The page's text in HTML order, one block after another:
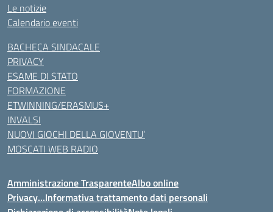
Le notizie
Calendario eventi
BACHECA SINDACALE
PRIVACY
ESAME DI STATO
FORMAZIONE
ETWINNING/ERASMUS+
INVALSI
NUOVI GIOCHI DELLA GIOVENTU’
MOSCATI WEB RADIO
Amministrazione TrasparenteAlbo online
Privacy…Informativa trattamento dati personali